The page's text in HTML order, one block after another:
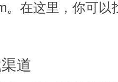
。在这里，你可以
道